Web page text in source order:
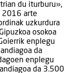
du iturburu»,
2016 arte
uzkurdura
osokoa
enplegu
da
enplegu
da 3.500